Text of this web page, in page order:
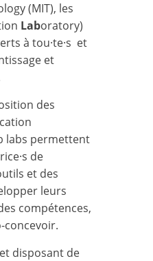
(MIT), les
Laboratory)
à tou·te·s et
et
des
labs permettent
de
et des
leurs
compétences,
concevoir.
disposant de